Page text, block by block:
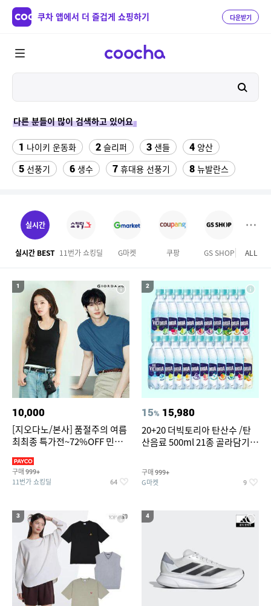
쿠차 앱에서 더 즐겁게 쇼핑하기 다운받기
다른 분들이 많이 검색하고 있어요
1 나이키 운동화 2 슬리퍼 3 샌들 4 양산
5 선풍기 6 생수 7 휴대용 선풍기 8 뉴발란스
11 여자라인 댄스복롱스커트
13 이사 박스
15 razer마우스 16 오랄비 어린이 전동칫솔모 리필
대나무돗자리 전기롤
자동차 온풍기 차량용 히터 24V 12V 미니 난방기
20 댄스복 상의
ALL
실시간
실시간 BEST 11번가 쇼킹딜 G마켓 쿠팡 GS SHOP 하프
1
10,000
[지오다노/본사] 품절주의 여름
최최종 특가전~72%OFF 민소
구매 999+
11번가 쇼킹딜 64
2
15% 15,980
20+20 더빅토리아 탄산수 /탄
산음료 500ml 21종 골라담기
구매 999+
G마켓 9
3 4